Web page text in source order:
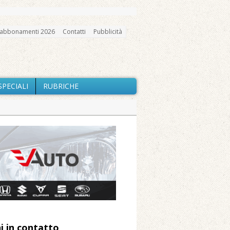
2026 Contatti Pubblicità
RUBRICHE
«Misura precauzionale e
della Pro Loco
messa e mercatino agricolo